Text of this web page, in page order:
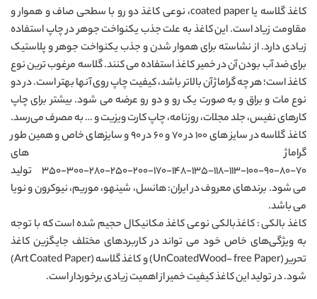
کاغذ گلاسه یا coated paper، نوعی کاغذ دو رو با سطحی صاف و هموار و
مقاومت زیاد است. این کاغذ به علت جذب یکنواخت جوهر در چاپ استفاده
زیادی دارد. از نشاسته برای هموار شدن و جذب یکنواخت جوهر و پلاستیک
برای ضد آب بودن آن در خمیر کاغذ استفاده می کنند. گلاسه مرغوب ترین نوع
کاغذ است؛ هر چه گراماژ آن بالاتر باشد، کیفیت چاپ روی آنها بهتر است. در دو
نوع مات و براق و به صورت یک رو و دو رو عرضه می شود. بیشتر برای چاپ
کارهای نفیس، جلد مجلات، روزنامه، چاپ کارت ویزیت و … به مصرف می‌رسد.
کاغذ گلاسه در سایز های ۱۰۰ در ۷۰ و ۶۰ در ۹۰ و سایزهای خاص و همین طور
گراماژ های
۷۰-۸۰-۹۰-۱۰۰-۱۱۳-۱۱۸-۱۳۵-۱۴۸-۱۷۰-۲۰۰-۲۵۰-۲۸۰-۳۰۰-۳۵۰ تولید
می شود. برندهای معروف در ایران: هانسل، شینهو، موریم، نیوکرون و نویا
می باشد.
کاغذ بالکی : كاغذبالكی نوعی کاغذ مكانيكال حجیم شده است که با توجه
به ویژگی‌های خاص خود می تواند در کاربردهای مختلف جایگزین کاغذ
تحریر (UnCoatedWood- free Paper) و کاغذ گلاسه (Art Coated Paper)
شود. در تولید این کاغذ کيفيت خمیر از اهمیت زیادی برخوردار است.